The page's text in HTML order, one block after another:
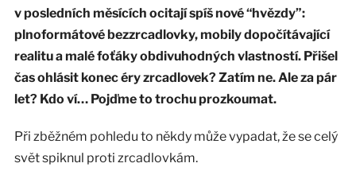
v posledních měsících ocitají spíš nové “hvězdy”:
plnoformátové bezzrcadlovky, mobily dopočítávající
realitu a malé foťáky obdivuhodných vlastností. Přišel
čas ohlásit konec éry zrcadlovek? Zatím ne. Ale za pár
let? Kdo ví… Pojďme to trochu prozkoumat.
Při zběžném pohledu to někdy může vypadat, že se celý
svět spiknul proti zrcadlovkám.